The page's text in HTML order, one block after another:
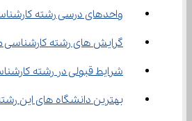
واحدهای درسی رشته
گرایش ‌های رشته کارشناسی مهندسی مکانیک بیوسیستم
شرایط قبولی در رشته
بهترین دانشگاه های این